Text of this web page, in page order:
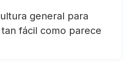
general para
fácil como parece